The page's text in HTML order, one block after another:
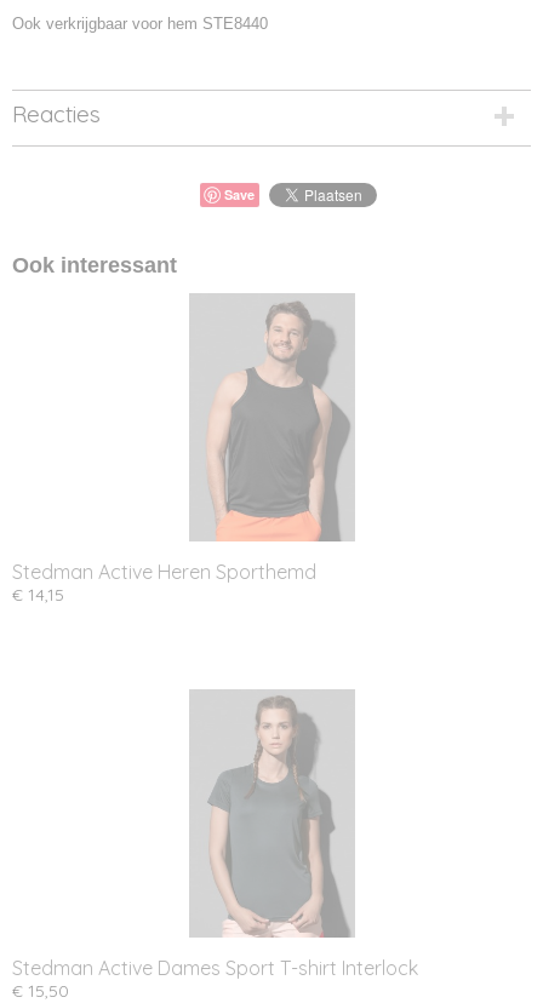
Ook verkrijgbaar voor hem STE8440
Reacties
Save
Ook interessant
Stedman Active Heren Sporthemd
€ 14,15
Stedman Active Dames Sport T-shirt Interlock
€ 15,50